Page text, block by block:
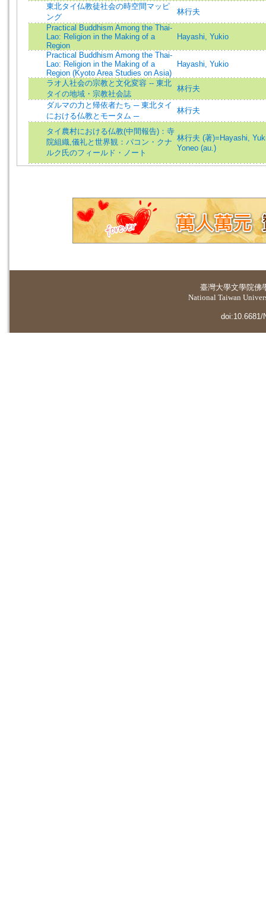
東北タイ仏教徒社会の時空間マッピ
ング
林行夫
Practical Buddhism Among the Thai-
Lao: Religion in the Making of a
Region
Hayashi, Yukio
Practical Buddhism Among the Thai-
Lao: Religion in the Making of a
Region (Kyoto Area Studies on Asia)
Hayashi, Yukio
ラオ人社会の宗教と文化変容 -- 東北
タイの地域・宗教社会誌
林行夫
ダルマの力と帰依者たち ─ 東北タイ
における仏教とモータム ─
林行夫
タイ農村における仏教(中間報告)：寺
院組織,儀礼と世界観：パコン・クナ
ルク氏のフィールド・ノート
林行夫 (著)=Hayashi,
Yoneo (au.)
臺灣大學文學院佛
National Taiwan
doi:10.6681/